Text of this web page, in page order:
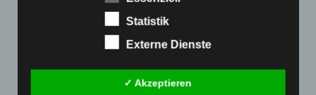
(189)
Dezember 2021(204)
wiederzuerkennen. Zweck dieser Wiedererkennung ist
es, den Nutzern die Verwendung unserer Internetseite
zu erleichtern. Der Benutzer einer Internetseite, die
Cookies verwendet, muss beispielsweise nicht bei jedem
eingeben, weil dies von der Internetseite und dem auf
Statistik
Externe Dienste
✓ Akzeptieren